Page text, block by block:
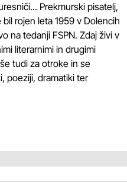
Prekmurski pisatelj,
rojen leta 1959 v Dolencih
na tedanji FSPN. Zdaj živi v
literarnimi in drugimi
tudi za otroke in se
poeziji, dramatiki ter